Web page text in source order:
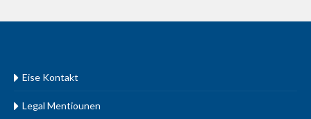
Eise Kontakt
Legal Mentiounen